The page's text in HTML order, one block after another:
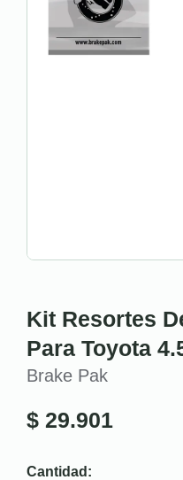
Kit Resortes
Para Toyota
Brake Pak
$ 29.901
Cantidad: